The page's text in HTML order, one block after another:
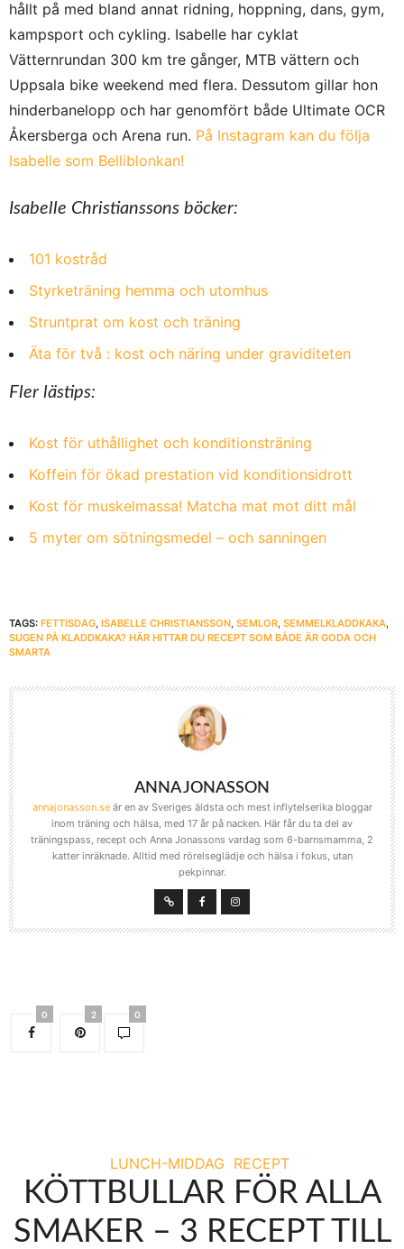
hållt på med bland annat ridning, hoppning, dans, gym,
kampsport och cykling. Isabelle har cyklat
Vätternrundan 300 km tre gånger, MTB vättern och
Uppsala bike weekend med flera. Dessutom gillar hon
hinderbanelopp och har genomfört både Ultimate OCR
Åkersberga och Arena run. På Instagram kan du följa
Isabelle som Belliblonkan!
Isabelle Christianssons böcker:
101 kostråd
Styrketräning hemma och utomhus
Struntprat om kost och träning
Äta för två : kost och näring under graviditeten
Fler lästips:
Kost för uthållighet och konditionsträning
Koffein för ökad prestation vid konditionsidrott
Kost för muskelmassa! Matcha mat mot ditt mål
5 myter om sötningsmedel – och sanningen
TAGS: FETTISDAG ISABELLE CHRISTIANSSON SEMLOR SEMMELKLADDKAKA
SUGEN PÅ KLADDKAKA? HÄR HITTAR DU RECEPT SOM BÅDE ÄR GODA OCH
SMARTA
ANNA JONASSON
annajonasson.seär en av Sveriges äldsta och mest inflytelserika bloggar
inom träning och hälsa, med 17 år på nacken. Här får du ta del av
träningspass, recept och Anna Jonassons vardag som 6-barnsmamma, 2
katter inräknade. Alltid med rörelseglädje och hälsa i fokus, utan
pekpinnar.
0 2 0
LUNCH-MIDDAG RECEPT
KÖTTBULLAR FÖR ALLA
SMAKER – 3 RECEPT TILL